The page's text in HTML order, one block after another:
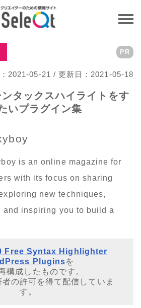
2021-05-21 / 更新日：2021-05-18
PR
タックスハイライトをす
いプラグイン集
is an online magazine for
with its focus on sharing
new techniques,
inspiring you to build a
Free Syntax Highlighter
Pluginsを
構成したものです。
の許可を得て配信していま
す。